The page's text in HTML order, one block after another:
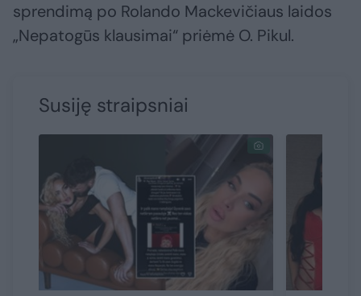
sprendimą po Rolando Mackevičiaus laidos
„Nepatogūs klausimai“ priėmė O. Pikul.
Susiję straipsniai